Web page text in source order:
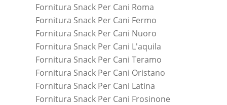
Fornitura Snack Per Cani Roma
Fornitura Snack Per Cani Fermo
Fornitura Snack Per Cani Nuoro
Fornitura Snack Per Cani L'aquila
Fornitura Snack Per Cani Teramo
Fornitura Snack Per Cani Oristano
Fornitura Snack Per Cani Latina
Fornitura Snack Per Cani Frosinone